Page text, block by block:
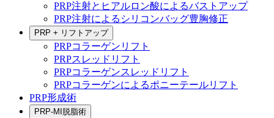
PRP注射とヒアルロン酸によるバストアップ
PRP注射によるシリコンバッグ豊胸修正
PRP + リフトアップ
PRPコラーゲンリフト
PRPスレッドリフト
PRPコラーゲンスレッドリフト
PRPコラーゲンによるポニーテールリフト
PRP形成術
PRP-MI脱脂術